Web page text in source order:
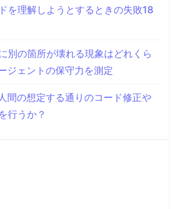
を理解しようとするときの失敗18
別の箇所が壊れる現象はどれくら
ジェントの保守力を測定
間の想定する通りのコード修正や
行うか？